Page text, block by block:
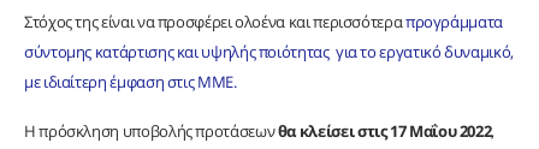
Στόχος της είναι να προσφέρει ολοένα και περισσότεραπρογράμματα
σύντομης κατάρτισης και υψηλής ποιότητας για το εργατικό δυναμικό,
με ιδιαίτερη έμφαση στις ΜΜΕ.
Η πρόσκληση υποβολής προτάσεωνθα κλείσει στις 17 Μαΐου 2022,